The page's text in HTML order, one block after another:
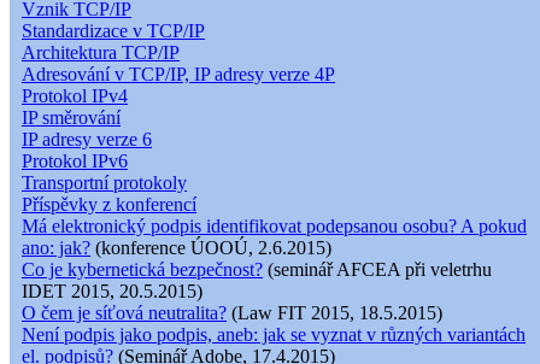
Vznik TCP/IP
Standardizace v TCP/IP
Architektura TCP/IP
Adresování v TCP/IP, IP adresy verze 4P
Protokol IPv4
IP směrování
IP adresy verze 6
Protokol IPv6
Transportní protokoly
Příspěvky z konferencí
Má elektronický podpis identifikovat podepsanou osobu? A pokud
ano: jak? (konference ÚOOÚ, 2.6.2015)
Co je kybernetická bezpečnost? (seminář AFCEA při veletrhu
IDET 2015, 20.5.2015)
O čem je síťová neutralita? (Law FIT 2015, 18.5.2015)
Není podpis jako podpis, aneb: jak se vyznat v různých variantách
el. podpisů? (Seminář Adobe, 17.4.2015)